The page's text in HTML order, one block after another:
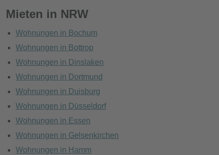
Mieten in NRW
Wohnungen in Bochum
Wohnungen in Bottrop
Wohnungen in Dinslaken
Wohnungen in Dortmund
Wohnungen in Duisburg
Wohnungen in Düsseldorf
Wohnungen in Essen
Wohnungen in Gelsenkirchen
Wohnungen in Hamm